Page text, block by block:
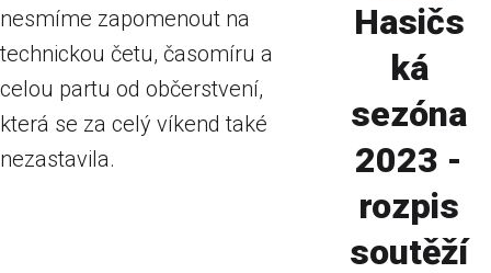
nesmíme zapomenout na
technickou četu, časomíru a
celou partu od občerstvení,
která se za celý víkend také
nezastavila.
Hasičs
ká
sezóna
2023 -
rozpis
soutěží